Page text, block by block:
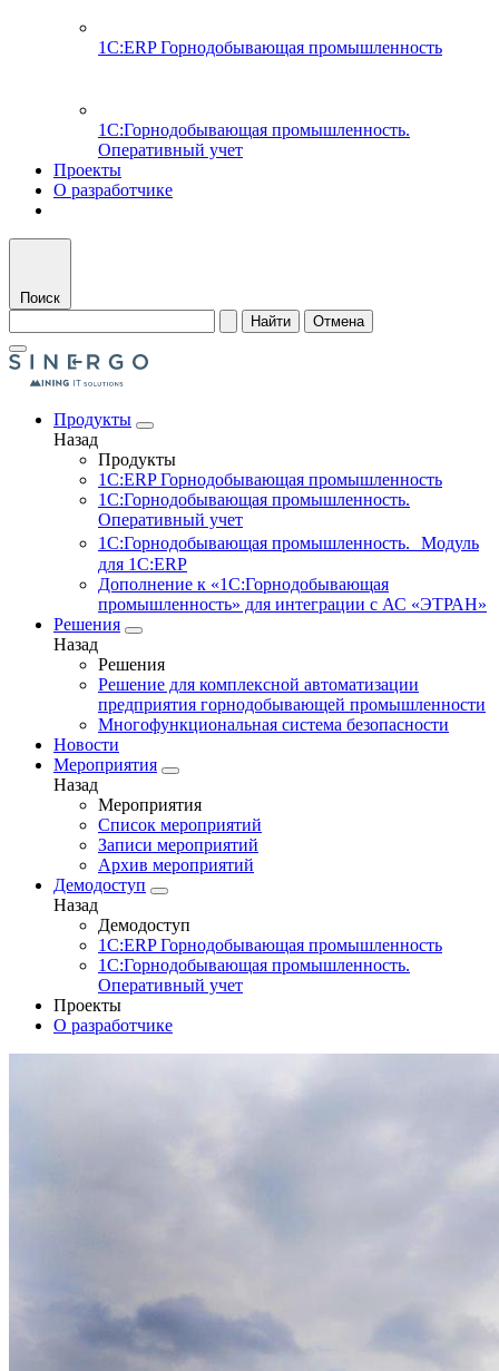
1С:ERP Горнодобывающая промышленность
1С:Горнодобывающая промышленность.
Оперативный учет
Проекты
О разработчике
Поиск
Найти
Отмена
Продукты
Назад
Продукты
1С:ERP Горнодобывающая промышленность
1С:Горнодобывающая промышленность.
Оперативный учет
1С:Горнодобывающая промышленность. Модуль
для 1С:ERP
Дополнение к «1С:Горнодобывающая
промышленность» для интеграции с АС «ЭТРАН»
Решения
Назад
Решения
Решение для комплексной автоматизации
предприятия горнодобывающей промышленности
Многофункциональная система безопасности
Новости
Мероприятия
Назад
Мероприятия
Список мероприятий
Записи мероприятий
Архив мероприятий
Демодоступ
Назад
Демодоступ
1С:ERP Горнодобывающая промышленность
1С:Горнодобывающая промышленность.
Оперативный учет
Проекты
О разработчике